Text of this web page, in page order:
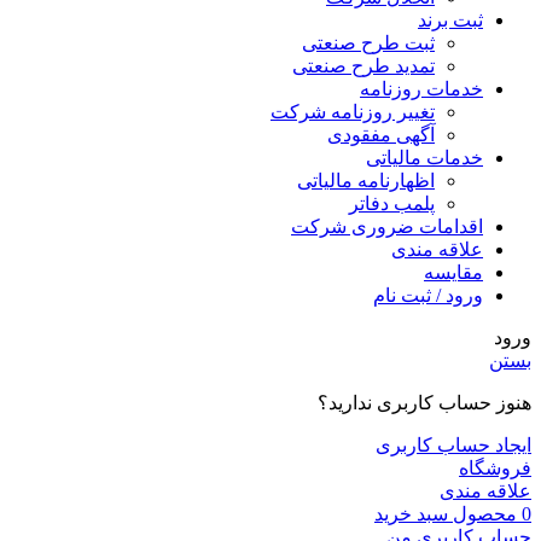
ثبت برند
ثبت طرح صنعتی
تمدید طرح صنعتی
خدمات روزنامه
تغییر روزنامه شرکت
آگهی مفقودی
خدمات مالیاتی
اظهارنامه مالیاتی
پلمب دفاتر
اقدامات ضروری شرکت
علاقه مندی
مقایسه
ورود / ثبت نام
ورود
بستن
هنوز حساب کاربری ندارید؟
ایجاد حساب کاربری
فروشگاه
علاقه مندی
0 محصول سبد خرید
حساب کاربری من